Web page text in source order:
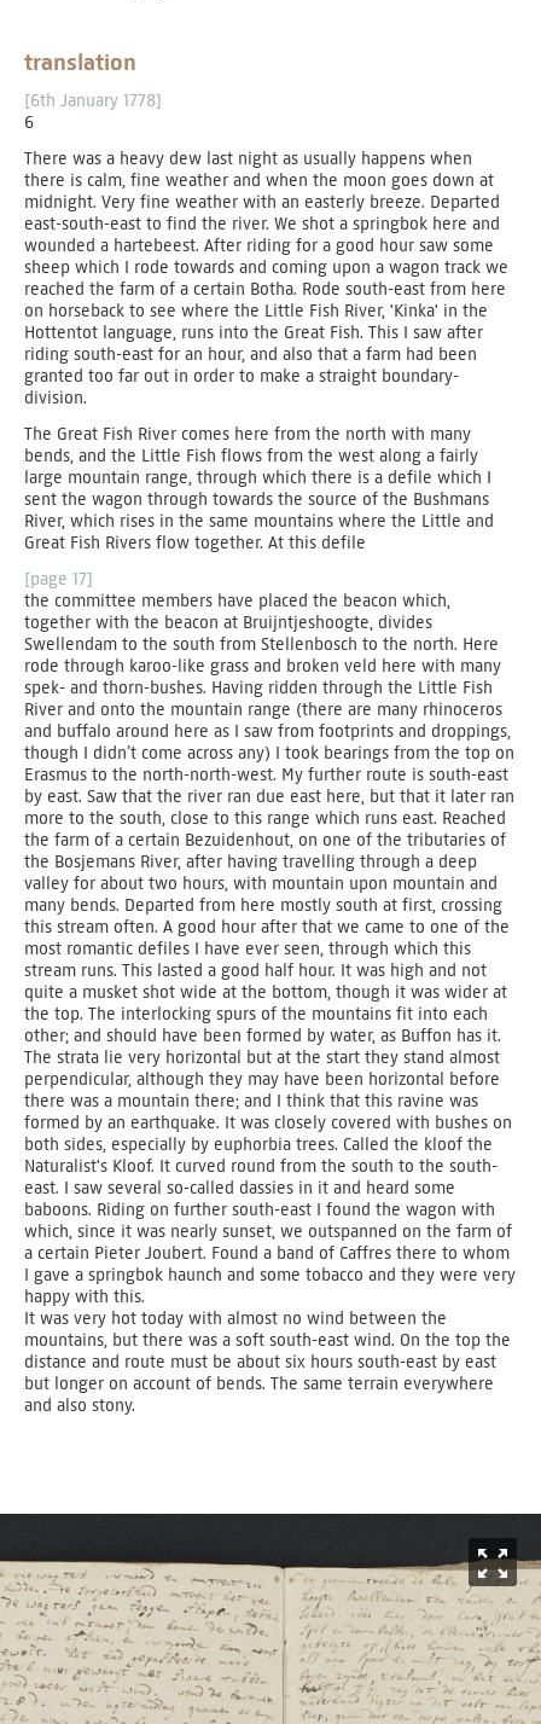
translation
[6th January 1778]
6
There was a heavy dew last night as usually happens when
there is calm, fine weather and when the moon goes down at
midnight. Very fine weather with an easterly breeze. Departed
east-south-east to find the river. We shot a springbok here and
wounded a hartebeest. After riding for a good hour saw some
sheep which I rode towards and coming upon a wagon track we
reached the farm of a certain Botha. Rode south-east from here
on horseback to see where the Little Fish River, 'Kinka' in the
Hottentot language, runs into the Great Fish. This I saw after
riding south-east for an hour, and also that a farm had been
granted too far out in order to make a straight boundary-
division.
The Great Fish River comes here from the north with many
bends, and the Little Fish flows from the west along a fairly
large mountain range, through which there is a defile which I
sent the wagon through towards the source of the Bushmans
River, which rises in the same mountains where the Little and
Great Fish Rivers flow together. At this defile
[page 17]
the committee members have placed the beacon which,
together with the beacon at Bruijntjeshoogte, divides
Swellendam to the south from Stellenbosch to the north. Here
rode through karoo-like grass and broken veld here with many
spek- and thorn-bushes. Having ridden through the Little Fish
River and onto the mountain range (there are many rhinoceros
and buffalo around here as I saw from footprints and droppings,
though I didn’t come across any) I took bearings from the top on
Erasmus to the north-north-west. My further route is south-east
by east. Saw that the river ran due east here, but that it later ran
more to the south, close to this range which runs east. Reached
the farm of a certain Bezuidenhout, on one of the tributaries of
the Bosjemans River, after having travelling through a deep
valley for about two hours, with mountain upon mountain and
many bends. Departed from here mostly south at first, crossing
this stream often. A good hour after that we came to one of the
most romantic defiles I have ever seen, through which this
stream runs. This lasted a good half hour. It was high and not
quite a musket shot wide at the bottom, though it was wider at
the top. The interlocking spurs of the mountains fit into each
other; and should have been formed by water, as Buffon has it.
The strata lie very horizontal but at the start they stand almost
perpendicular, although they may have been horizontal before
there was a mountain there; and I think that this ravine was
formed by an earthquake. It was closely covered with bushes on
both sides, especially by euphorbia trees. Called the kloof the
Naturalist's Kloof. It curved round from the south to the south-
east. I saw several so-called dassies in it and heard some
baboons. Riding on further south-east I found the wagon with
which, since it was nearly sunset, we outspanned on the farm of
a certain Pieter Joubert. Found a band of Caffres there to whom
I gave a springbok haunch and some tobacco and they were very
happy with this.
It was very hot today with almost no wind between the
mountains, but there was a soft south-east wind. On the top the
distance and route must be about six hours south-east by east
but longer on account of bends. The same terrain everywhere
and also stony.